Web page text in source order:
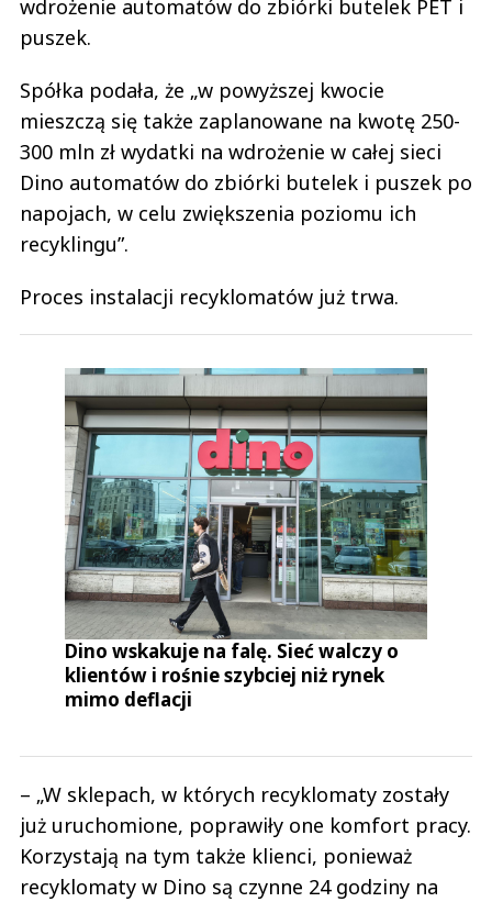
wdrożenie automatów do zbiórki butelek PET i
puszek.
Spółka podała, że „w powyższej kwocie
mieszczą się także zaplanowane na kwotę 250-
300 mln zł wydatki na wdrożenie w całej sieci
Dino automatów do zbiórki butelek i puszek po
napojach, w celu zwiększenia poziomu ich
recyklingu”.
Proces instalacji recyklomatów już trwa.
Dino wskakuje na falę. Sieć walczy o
klientów i rośnie szybciej niż rynek
mimo deflacji
– „W sklepach, w których recyklomaty zostały
już uruchomione, poprawiły one komfort pracy.
Korzystają na tym także klienci, ponieważ
recyklomaty w Dino są czynne 24 godziny na